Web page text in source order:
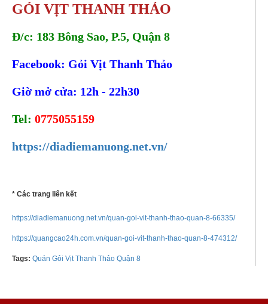
GỎI VỊT THANH THẢO
Đ/c: 183 Bông Sao, P.5, Quận 8
Facebook: Gỏi Vịt Thanh Thảo
Giờ mở cửa: 12h - 22h30
Tel: 0775055159
https://diadiemanuong.net.vn/
* Các trang liên kết
https://diadiemanuong.net.vn/quan-goi-vit-thanh-thao-quan-8-66335/
https://quangcao24h.com.vn/quan-goi-vit-thanh-thao-quan-8-474312/
Tags: Quán Gỏi Vịt Thanh Thảo Quận 8